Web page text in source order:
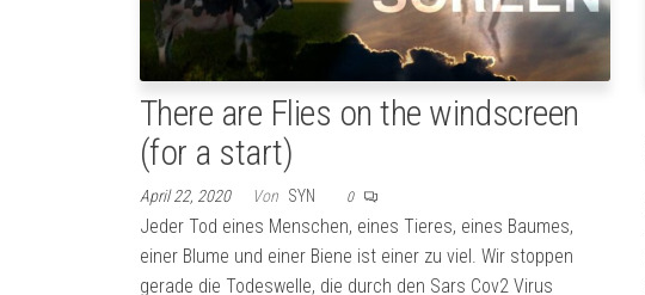
There are Flies on the windscreen
(for a start)
April 22, 2020 Von SYN 0
Jeder Tod eines Menschen, eines Tieres, eines Baumes,
einer Blume und einer Biene ist einer zu viel. Wir stoppen
gerade die Todeswelle, die durch den Sars Cov2 Virus